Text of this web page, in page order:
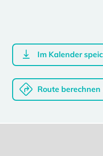
Im Kalender
Route berechnen